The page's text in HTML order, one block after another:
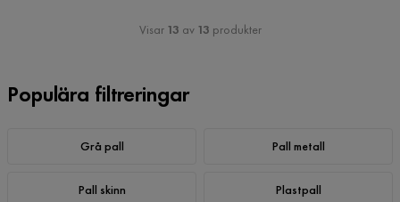
Visar 13 av 13 produkter
Populära filtreringar
Grå pall Pall metall
Pall skinn Plastpall